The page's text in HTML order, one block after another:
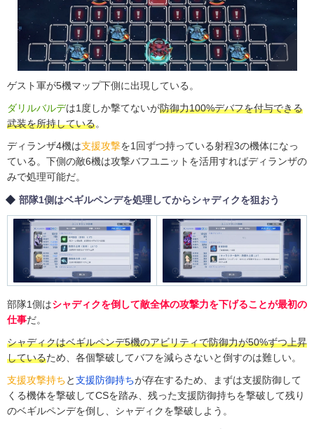
ゲスト軍が5機マップ下側に出現している。
ダリルバルデは1度しか撃てないが防御力100%デバフを付与できる
武装を所持している。
ディランザ4機は支援攻撃を1回ずつ持っている射程3の機体になっ
ている。下側の敵6機は攻撃バフユニットを活用すればディランザの
みで処理可能だ。
部隊1側はベギルペンデを処理してからシャディクを狙おう
部隊1側はシャディクを倒して敵全体の攻撃力を下げることが最初の
仕事だ。
シャディクはベギルペンデ5機のアビリティで防御力が50%ずつ上昇
しているため、各個撃破してバフを減らさないと倒すのは難しい。
支援攻撃持ちと支援防御持ちが存在するため、まずは支援防御して
くる機体を撃破してCSを踏み、残った支援防御持ちを撃破して残り
のベギルペンデを倒し、シャディクを撃破しよう。